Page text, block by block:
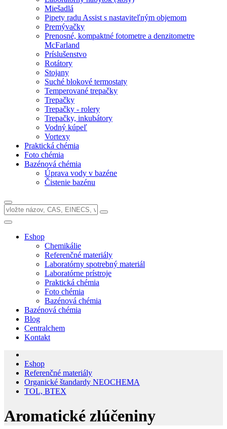
Miešadlá
Pipety radu Assist s nastaviteľným objemom
Premývačky
Prenosné, kompaktné fotometre a denzitometre
McFarland
Príslušenstvo
Rotátory
Stojany
Suché blokové termostaty
Temperované trepačky
Trepačky
Trepačky - rolery
Trepačky, inkubátory
Vodný kúpeľ
Vortexy
Praktická chémia
Foto chémia
Bazénová chémia
Úprava vody v bazéne
Čistenie bazénu
Eshop
Chemikálie
Referenčné materiály
Laboratórny spotrebný materiál
Laboratórne prístroje
Praktická chémia
Foto chémia
Bazénová chémia
Bazénová chémia
Blog
Centralchem
Kontakt
Eshop
Referenčné materiály
Organické štandardy NEOCHEMA
TOL, BTEX
Aromatické zlúčeniny